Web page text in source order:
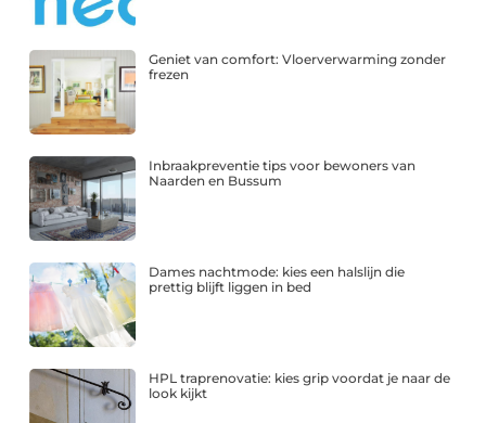
Geniet van comfort: Vloerverwarming zonder
frezen
Inbraakpreventie tips voor bewoners van
Naarden en Bussum
Dames nachtmode: kies een halslijn die
prettig blijft liggen in bed
HPL traprenovatie: kies grip voordat je naar de
look kijkt